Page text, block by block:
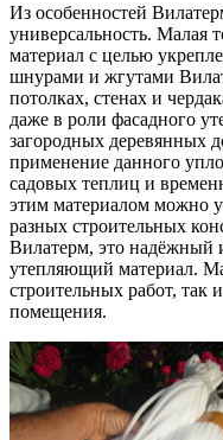
Из особенностей
универсальность. Малая
материал с целью
шнурами и жгутами
потолках, стенах и
даже в роли фасадного
загородных деревянных
применение данного
садовых теплиц и
этим материалом можно
разных строительных
Вилатерм, это надёжный
утепляющий материал.
строительных работ, так
помещения.